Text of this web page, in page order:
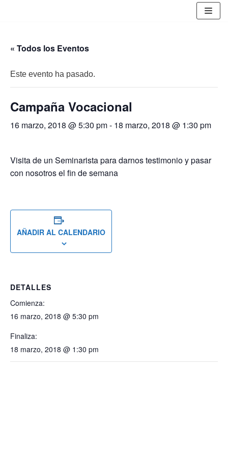
« Todos los Eventos
Este evento ha pasado.
Campaña Vocacional
16 marzo, 2018 @ 5:30 pm- 18 marzo, 2018 @ 1:30 pm
Visita de un Seminarista para darnos testimonio y pasar
con nosotros el fin de semana
AÑADIR AL CALENDARIO
DETALLES
Comienza:
16 marzo, 2018 @ 5:30 pm
Finaliza:
18 marzo, 2018 @ 1:30 pm